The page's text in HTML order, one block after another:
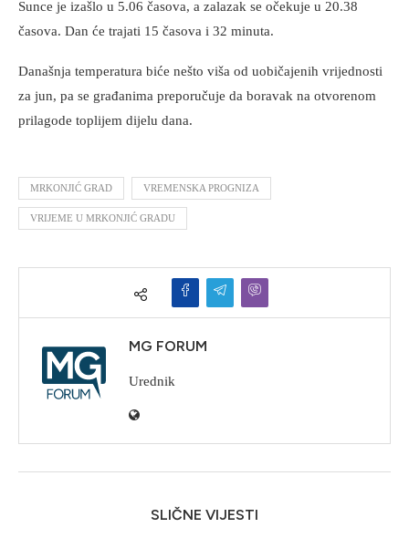
Sunce je izašlo u 5.06 časova, a zalazak se očekuje u 20.38
časova. Dan će trajati 15 časova i 32 minuta.
Današnja temperatura biće nešto viša od uobičajenih vrijednosti
za jun, pa se građanima preporučuje da boravak na otvorenom
prilagode toplijem dijelu dana.
MRKONJIĆ GRAD VREMENSKA PROGNIZA
VRIJEME U MRKONJIĆ GRADU
MG FORUM
Urednik
SLIČNE VIJESTI